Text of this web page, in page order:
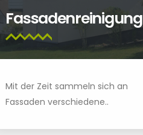
Fassadenreinigung
Mit der Zeit sammeln sich an
Fassaden verschiedene..